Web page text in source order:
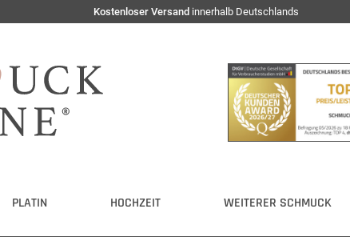
Kostenloser Versand innerhalb Deutschlands
PLATIN HOCHZEIT WEITERER SCHMUCK